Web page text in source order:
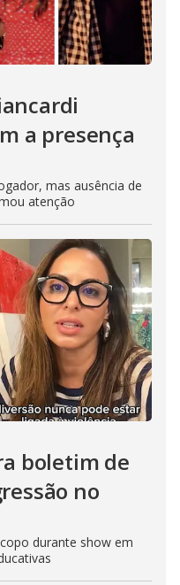
a presença
mas ausência de
atenção
boletim de
no
durante show em